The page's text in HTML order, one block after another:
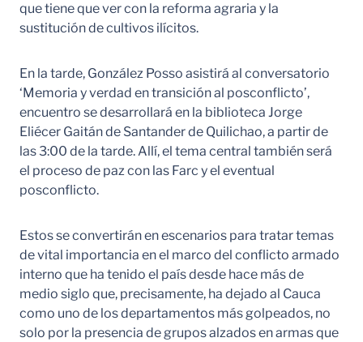
que tiene que ver con la reforma agraria y la
sustitución de cultivos ilícitos.
En la tarde, González Posso asistirá al conversatorio
‘Memoria y verdad en transición al posconflicto’,
encuentro se desarrollará en la biblioteca Jorge
Eliécer Gaitán de Santander de Quilichao, a partir de
las 3:00 de la tarde. Allí, el tema central también será
el proceso de paz con las Farc y el eventual
posconflicto.
Estos se convertirán en escenarios para tratar temas
de vital importancia en el marco del conflicto armado
interno que ha tenido el país desde hace más de
medio siglo que, precisamente, ha dejado al Cauca
como uno de los departamentos más golpeados, no
solo por la presencia de grupos alzados en armas que